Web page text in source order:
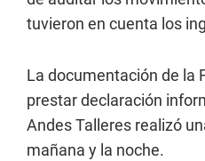
tuvieron en cuenta los
La documentación de la
prestar declaración
Andes Talleres realizó
mañana y la noche.